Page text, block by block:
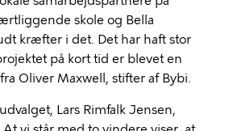
skole og Bella
kræfter i det. Det har haft stor
på kort tid er blevet en
Oliver Maxwell, stifter af Bybi.
Lars Rimfalk Jensen,